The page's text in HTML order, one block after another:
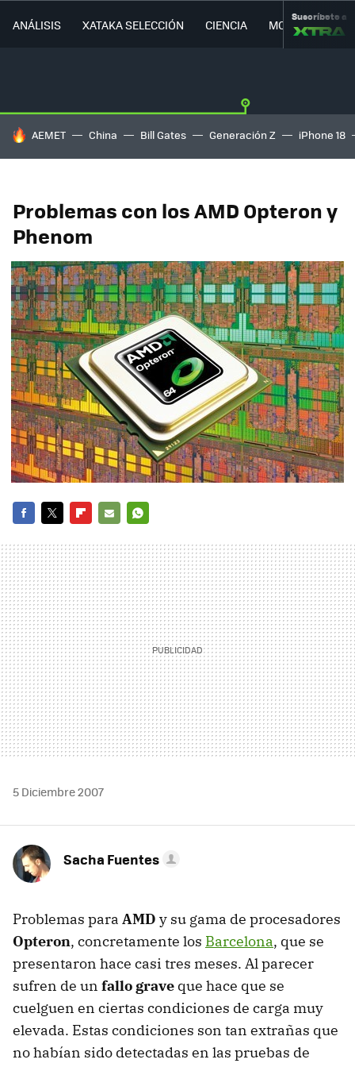
ANÁLISIS XATAKA SELECCIÓN CIENCIA MOVILIDAD
Suscríbete a
HOY SE HABLA DE
AEMET China Bill Gates Generación Z iPhone 18
Problemas con los AMD Opteron y
Phenom
MAIL
5 Diciembre 2007
Sacha Fuentes
Problemas para AMD y su gama de procesadores
Opteron, concretamente los Barcelona, que se
presentaron hace casi tres meses. Al parecer
sufren de un fallo grave que hace que se
cuelguen en ciertas condiciones de carga muy
elevada. Estas condiciones son tan extrañas que
no habían sido detectadas en las pruebas de